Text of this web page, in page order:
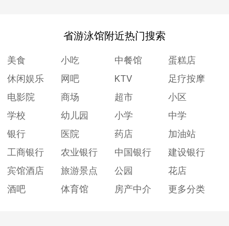
省游泳馆附近热门搜索
美食 小吃 中餐馆
蛋糕店
休闲娱乐
网吧 KTV
足疗按摩
电影院
商场 超市
小区
学校
幼儿园 小学
中学
银行
医院 药店
加油站
工商银行
农业银行 中国银行
建设银行
宾馆酒店
旅游景点 公园
花店
酒吧
体育馆 房产中介 更多分类